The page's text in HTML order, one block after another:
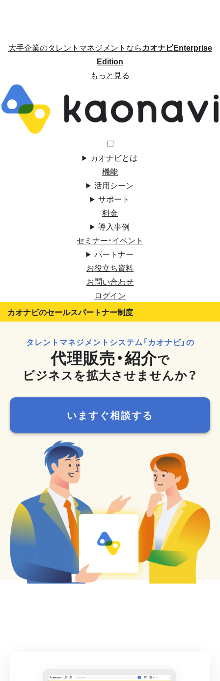
大手企業のタレントマネジメントならカオナビEnterprise
Edition
もっと見る
カオナビとは
機能
活用シーン
サポート
料金
導入事例
セミナー・イベント
パートナー
お役立ち資料
お問い合わせ
ログイン
カオナビのセールスパートナー制度
タレントマネジメントシステム「カオナビ」の
代理販売・紹介で
ビジネスを拡大させませんか？
いますぐ相談する